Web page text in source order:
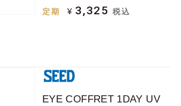
定期 ¥ 3,325 税込
EYE COFFRET 1DAY UV